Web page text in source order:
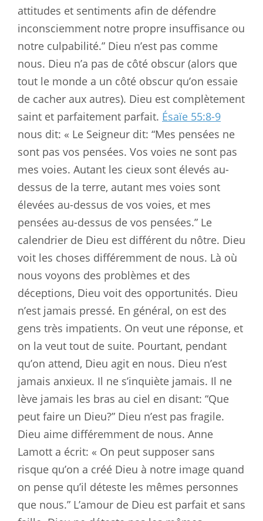
attitudes et sentiments afin de défendre
inconsciemment notre propre insuffisance ou
notre culpabilité.” Dieu n’est pas comme
nous. Dieu n’a pas de côté obscur (alors que
tout le monde a un côté obscur qu’on essaie
de cacher aux autres). Dieu est complètement
saint et parfaitement parfait. Ésaïe 55:8-9
nous dit: « Le Seigneur dit: “Mes pensées ne
sont pas vos pensées. Vos voies ne sont pas
mes voies. Autant les cieux sont élevés au-
dessus de la terre, autant mes voies sont
élevées au-dessus de vos voies, et mes
pensées au-dessus de vos pensées.” Le
calendrier de Dieu est différent du nôtre. Dieu
voit les choses différemment de nous. Là où
nous voyons des problèmes et des
déceptions, Dieu voit des opportunités. Dieu
n’est jamais pressé. En général, on est des
gens très impatients. On veut une réponse, et
on la veut tout de suite. Pourtant, pendant
qu’on attend, Dieu agit en nous. Dieu n’est
jamais anxieux. Il ne s’inquiète jamais. Il ne
lève jamais les bras au ciel en disant: “Que
peut faire un Dieu?” Dieu n’est pas fragile.
Dieu aime différemment de nous. Anne
Lamott a écrit: « On peut supposer sans
risque qu’on a créé Dieu à notre image quand
on pense qu’il déteste les mêmes personnes
que nous.” L’amour de Dieu est parfait et sans